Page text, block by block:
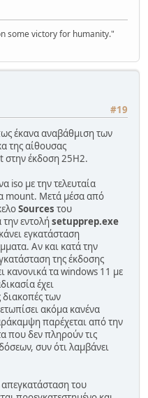
some victory for humanity."
#19
έκανα αναβάθμιση των
της αίθουσας
στην έκδοση 25H2.
iso με την τελευταία
mount. Μετά μέσα από
Sources του
εντολήsetupprep.exe
εγκατάσταση
Αν και κατά την
της έκδοσης
κανονικά τα windows 11 με
έχει
των
ακόμα κανένα
παρέχεται από την
που δεν πληρούν τις
συν ότι λαμβάνει
του